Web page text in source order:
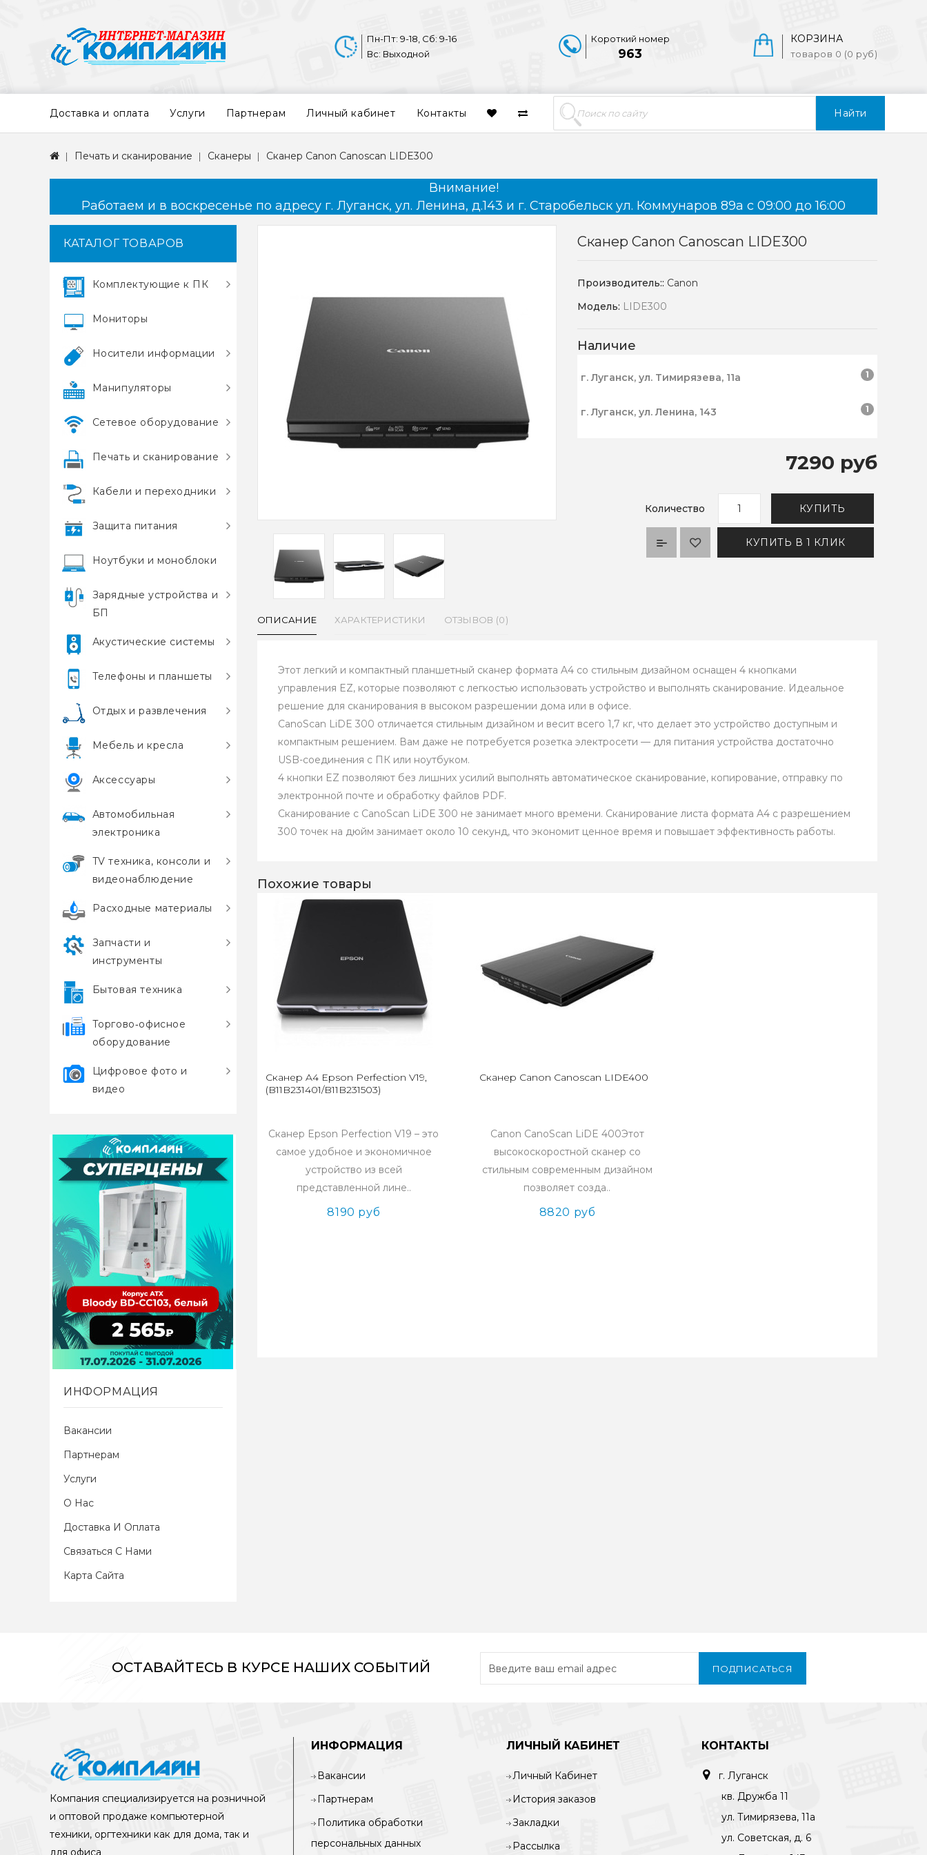
Найти
КОРЗИНА
товаров 0 (0 руб)
Короткий номер
963
Пн-Пт: 9-18, Сб: 9-16
Вс: Выходной
Доставка и оплата Услуги Партнерам Личный кабинет Контакты
Печать и сканирование Сканеры Сканер Canon Canoscan LIDE300
Внимание!
Работаем и в воскресенье по адресу г. Луганск, ул. Ленина, д.143 и г. Старобельск ул. Коммунаров 89а с 09:00 до 16:00
КАТАЛОГ ТОВАРОВ
Комплектующие к ПК
Мониторы
Носители информации
Манипуляторы
Сетевое оборудование
Печать и сканирование
Кабели и переходники
Защита питания
Ноутбуки и моноблоки
Зарядные устройства и
БП
Акустические системы
Телефоны и планшеты
Отдых и развлечения
Мебель и кресла
Аксессуары
Автомобильная
электроника
TV техника, консоли и
видеонаблюдение
Расходные материалы
Запчасти и
инструменты
Бытовая техника
Торгово‑офисное
оборудование
Цифровое фото и
видео
ИНФОРМАЦИЯ
Вакансии
Партнерам
Услуги
О Нас
Доставка И Оплата
Связаться С Нами
Карта Сайта
Сканер Canon Canoscan LIDE300
Производитель:: Canon
Модель: LIDE300
Наличие
г. Луганск, ул. Тимирязева, 11а 1
г. Луганск, ул. Ленина, 143 1
7290 руб
Количество КУПИТЬ
КУПИТЬ В 1 КЛИК
ОПИСАНИЕ ХАРАКТЕРИСТИКИ ОТЗЫВОВ (0)
Этот легкий и компактный планшетный сканер формата A4 со стильным дизайном оснащен 4 кнопками
управления EZ, которые позволяют с легкостью использовать устройство и выполнять сканирование. Идеальное
решение для сканирования в высоком разрешении дома или в офисе.
CanoScan LiDE 300 отличается стильным дизайном и весит всего 1,7 кг, что делает это устройство доступным и
компактным решением. Вам даже не потребуется розетка электросети — для питания устройства достаточно
USB-соединения с ПК или ноутбуком.
4 кнопки EZ позволяют без лишних усилий выполнять автоматическое сканирование, копирование, отправку по
электронной почте и обработку файлов PDF.
Сканирование с CanoScan LiDE 300 не занимает много времени. Сканирование листа формата A4 с разрешением
300 точек на дюйм занимает около 10 секунд, что экономит ценное время и повышает эффективность работы.
Похожие товары
Сканер A4 Epson Perfection V19,
(B11B231401/B11B231503)
Сканер Epson Perfection V19 – это
самое удобное и экономичное
устройство из всей
представленной лине..
8190 руб
Сканер Canon Canoscan LIDE400
Canon CanoScan LiDE 400Этот
высокоскоростной сканер со
стильным современным дизайном
позволяет созда..
8820 руб
ОСТАВАЙТЕСЬ В КУРСЕ НАШИХ СОБЫТИЙ ПОДПИСАТЬСЯ
Компания специализируется на розничной
и оптовой продаже компьютерной
техники, оргтехники как для дома, так и
для офиса
ИНФОРМАЦИЯ
Вакансии
Партнерам
Политика обработки
персональных данных
ЛИЧНЫЙ КАБИНЕТ
Личный Кабинет
История заказов
Закладки
Рассылка
КОНТАКТЫ
г. Луганск
кв. Дружба 11
ул. Тимирязева, 11а
ул. Советская, д. 6